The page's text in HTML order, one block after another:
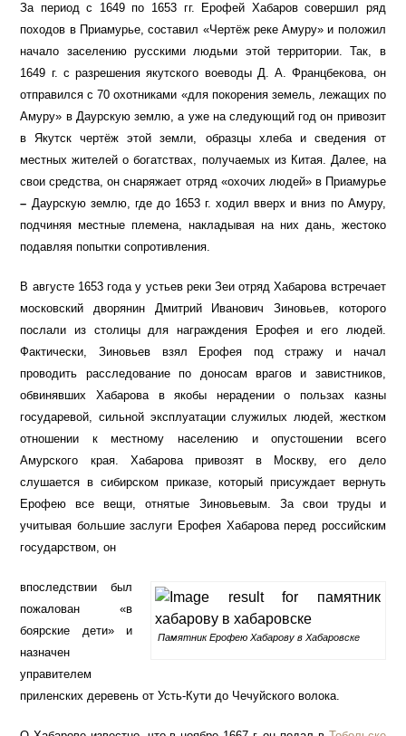
За период с 1649 по 1653 гг. Ерофей Хабаров совершил ряд
походов в Приамурье, составил «Чертёж реке Амуру» и положил
начало заселению русскими людьми этой территории. Так, в
1649 г. с разрешения якутского воеводы Д. А. Францбекова, он
отправился с 70 охотниками «для покорения земель, лежащих по
Амуру» в Даурскую землю, а уже на следующий год он привозит
в Якутск чертёж этой земли, образцы хлеба и сведения от
местных жителей о богатствах, получаемых из Китая. Далее, на
свои средства, он снаряжает отряд «охочих людей» в Приамурье
– Даурскую землю, где до 1653 г. ходил вверх и вниз по Амуру,
подчиняя местные племена, накладывая на них дань, жестоко
подавляя попытки сопротивления.
В августе 1653 года у устьев реки Зеи отряд Хабарова встречает
московский дворянин Дмитрий Иванович Зиновьев, которого
послали из столицы для награждения Ерофея и его людей.
Фактически, Зиновьев взял Ерофея под стражу и начал
проводить расследование по доносам врагов и завистников,
обвинявших Хабарова в якобы нерадении о пользах казны
государевой, сильной эксплуатации служилых людей, жестком
отношении к местному населению и опустошении всего
Амурского края. Хабарова привозят в Москву, его дело
слушается в сибирском приказе, который присуждает вернуть
Ерофею все вещи, отнятые Зиновьевым. За свои труды и
учитывая большие заслуги Ерофея Хабарова перед российским
государством, он
Памятник Ерофею Хабарову в Хабаровске
впоследствии был
пожалован «в
боярские дети» и
назначен
управителем
приленских деревень от Усть-Кути до Чечуйского волока.